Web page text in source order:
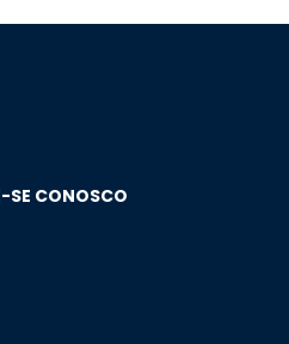
SE CONOSCO